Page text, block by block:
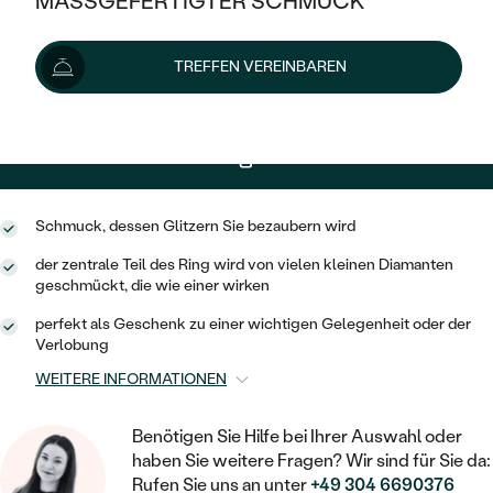
KLASSISCH
MEMOIRE
V-FORM
VINTAGE
AUSSERGEWÖHNLICHE
VON HAND GRAVIERTE
MIT MEHREREN DIAMANTEN
HALO
VINTAGE
AUSSERGEWÖHNLICH
DIAMANTEN ZUM EINFASSEN
AUSVERKAUF
WENN SCHMUCK HILFT
NACH TYP
RINGE
ANHÄNGER / KETTEN
ARMBÄNDER
SCHMUCKSET
HERRENSCHMUCK
PLATIN
OHRSTECKER
MINIMALISTISCHE
OHRHÄNGER
HERZ
GOLD
SILBER
NACH STYL
SOLITÄR
ZUR GEBURT EINES KINDES
PERSONALISIERT
MIT STERNZEICHEN
MINIMALISTISCH
AUSVERKAUF
GOLD
SILBER
PLATIN
NACH STYL
MEMOIRE
MINIMALISTISCHE
TREFFEN VEREINBAREN
EXPRESSHERSTELLUNG
Schmuck, dessen Glitzern Sie bezaubern wird
der zentrale Teil des Ring wird von vielen kleinen Diamanten
geschmückt, die wie einer wirken
perfekt als Geschenk zu einer wichtigen Gelegenheit oder der
Verlobung
WEITERE INFORMATIONEN
Benötigen Sie Hilfe bei Ihrer Auswahl oder
haben Sie weitere Fragen? Wir sind für Sie da:
Rufen Sie uns an unter+49 304 6690376